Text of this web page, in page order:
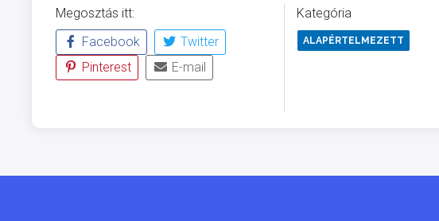
Megosztás itt:
Facebook
Twitter
Pinterest
E-mail
Kategória
ALAPÉRTELMEZETT